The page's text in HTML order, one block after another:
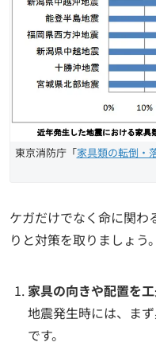
東京消防庁「家具類の転倒・
ケガだけでなく命に関わ
りと対策を取りましょう。
家具の向きや配置を
地震発生時には、ま
です。